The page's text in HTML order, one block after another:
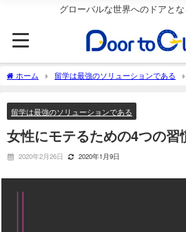
グローバルな世界へのドアと
ホーム 留学は最強のソリューションである
留学は最強のソリューションである
女性にモテるための4つの習
2020年2月26日 2020年1月9日